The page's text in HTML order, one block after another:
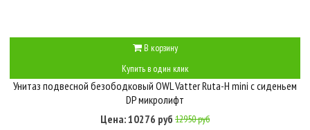
В корзину
Купить в один клик
Унитаз подвесной безободковый OWL Vatter Ruta-H mini с сиденьем
DP микролифт
Цена: 10276 руб 12950 руб